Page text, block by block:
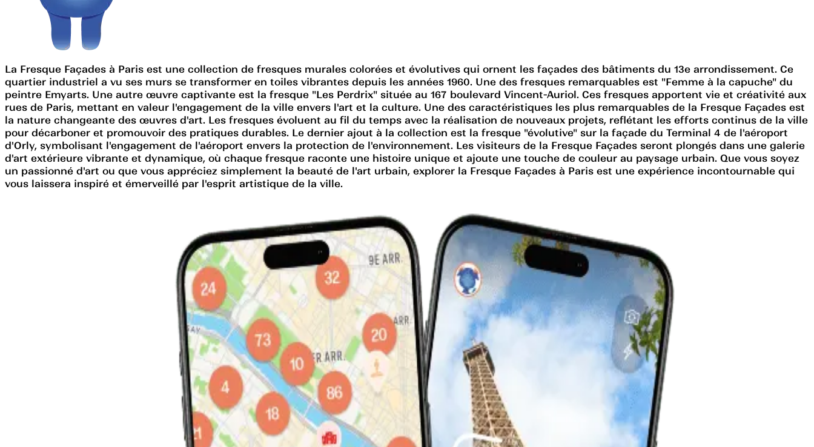
La Fresque Façades à Paris est une collection de fresques murales colorées et évolutives qui ornent les façades des bâtiments du 13e arrondissement. Ce
quartier industriel a vu ses murs se transformer en toiles vibrantes depuis les années 1960. Une des fresques remarquables est "Femme à la capuche" du
peintre Emyarts. Une autre œuvre captivante est la fresque "Les Perdrix" située au 167 boulevard Vincent-Auriol. Ces fresques apportent vie et créativité aux
rues de Paris, mettant en valeur l'engagement de la ville envers l'art et la culture. Une des caractéristiques les plus remarquables de la Fresque Façades est
la nature changeante des œuvres d'art. Les fresques évoluent au fil du temps avec la réalisation de nouveaux projets, reflétant les efforts continus de la ville
pour décarboner et promouvoir des pratiques durables. Le dernier ajout à la collection est la fresque "évolutive" sur la façade du Terminal 4 de l'aéroport
d'Orly, symbolisant l'engagement de l'aéroport envers la protection de l'environnement. Les visiteurs de la Fresque Façades seront plongés dans une galerie
d'art extérieure vibrante et dynamique, où chaque fresque raconte une histoire unique et ajoute une touche de couleur au paysage urbain. Que vous soyez
un passionné d'art ou que vous appréciez simplement la beauté de l'art urbain, explorer la Fresque Façades à Paris est une expérience incontournable qui
vous laissera inspiré et émerveillé par l'esprit artistique de la ville.